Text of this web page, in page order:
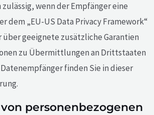
zulässig, wenn der Empfänger eine
dem „EU-US Data Privacy Framework“
geeignete zusätzliche Garantien
zu Übermittlungen an Drittstaaten
finden Sie in dieser
personenbezogenen